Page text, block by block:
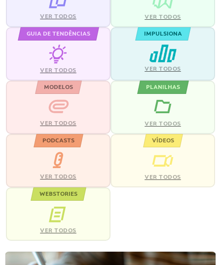
VER TODOS VER TODOS
GUIA DE TENDÊNCIAS
VER TODOS
IMPULSIONA
VER TODOS
MODELOS
VER TODOS
PLANILHAS
VER TODOS
PODCASTS
VER TODOS
VÍDEOS
VER TODOS
WEBSTORIES
VER TODOS